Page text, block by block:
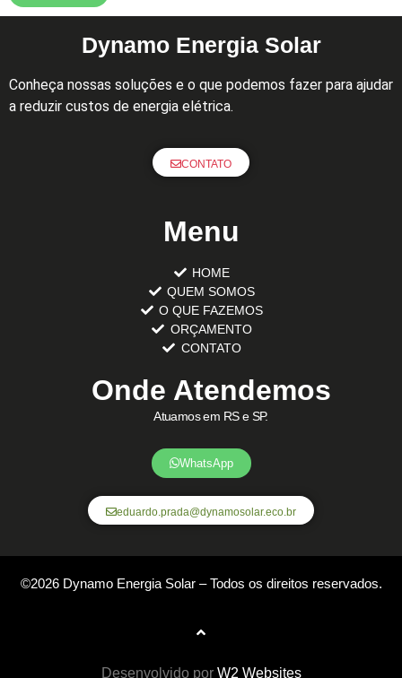
Dynamo Energia Solar
Conheça nossas soluções e o que podemos fazer para ajudar
a reduzir custos de energia elétrica.
CONTATO
Menu
HOME
QUEM SOMOS
O QUE FAZEMOS
ORÇAMENTO
CONTATO
Onde Atendemos
Atuamos em RS e SP.
WhatsApp
eduardo.prada@dynamosolar.eco.br
©2026 Dynamo Energia Solar – Todos os direitos reservados.
Desenvolvido por W2 Websites